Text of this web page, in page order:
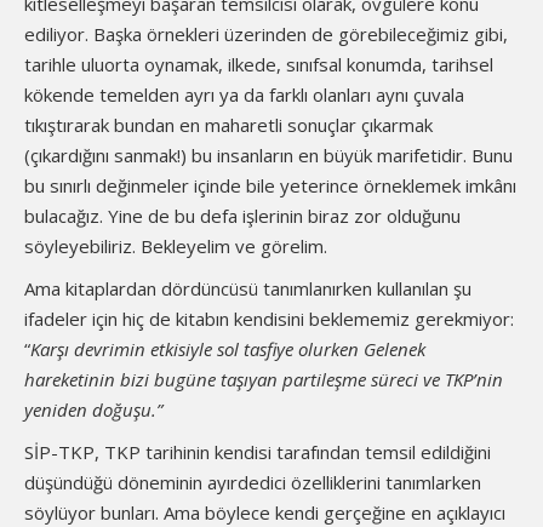
ediliyor. Başka örnekleri üzerinden de görebileceğimiz gibi,
tarihle uluorta oynamak, ilkede, sınıfsal konumda, tarihsel
kökende temelden ayrı ya da farklı olanları aynı çuvala
tıkıştırarak bundan en maharetli sonuçlar çıkarmak
(çıkardığını sanmak!) bu insanların en büyük marifetidir. Bunu
bu sınırlı değinmeler içinde bile yeterince örneklemek imkânı
bulacağız. Yine de bu defa işlerinin biraz zor olduğunu
söyleyebiliriz. Bekleyelim ve görelim.
Ama kitaplardan dördüncüsü tanımlanırken kullanılan şu
ifadeler için hiç de kitabın kendisini beklememiz gerekmiyor:
“Karşı devrimin etkisiyle sol tasfiye olurken Gelenek
hareketinin bizi bugüne taşıyan partileşme süreci ve TKP’nin
yeniden doğuşu.”
SİP-TKP, TKP tarihinin kendisi tarafından temsil edildiğini
düşündüğü döneminin ayırdedici özelliklerini tanımlarken
söylüyor bunları. Ama böylece kendi gerçeğine en açıklayıcı